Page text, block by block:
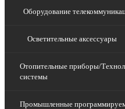
Оборудование
Осветительные аксессуары
Отопительные приборы/
системы
Промышленные